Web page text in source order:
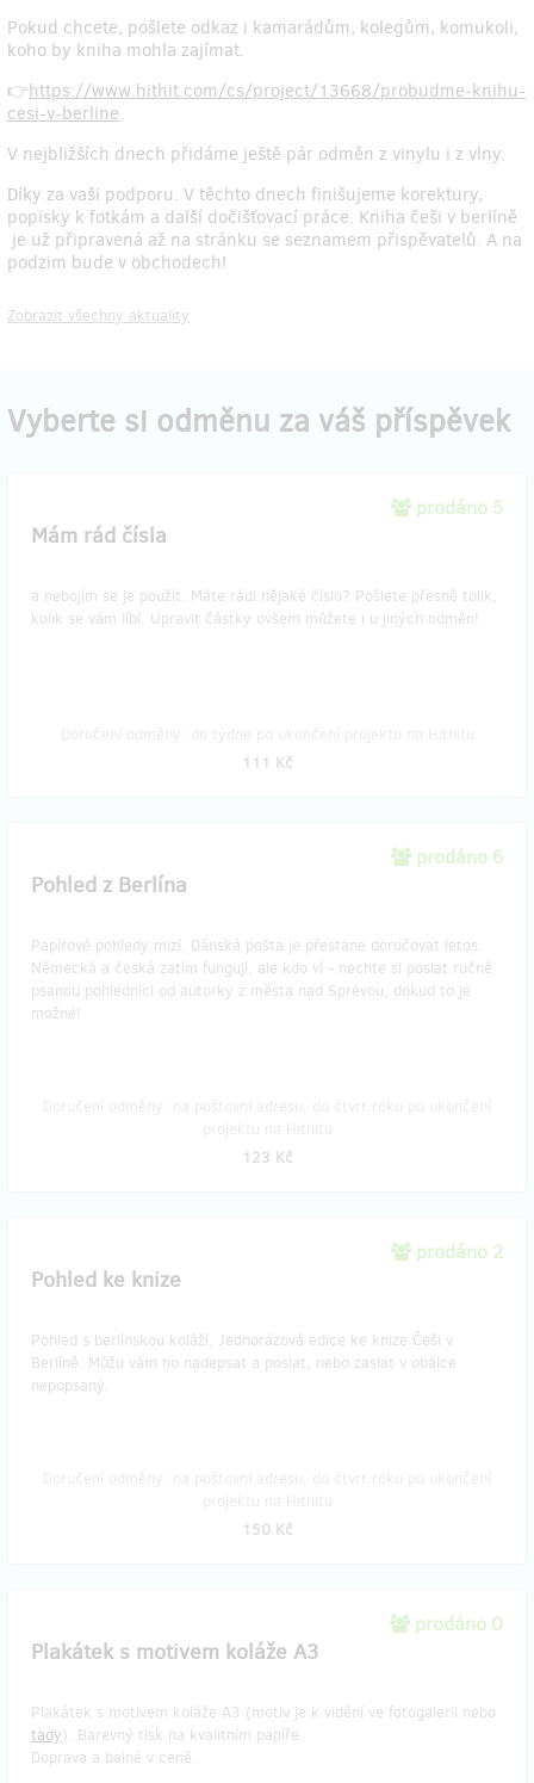
Pokud chcete, pošlete odkaz i kamarádům, kolegům, komukoli,
koho by kniha mohla zajímat.
👉https://www.hithit.com/cs/project/13668/probudme-knihu-
cesi-v-berline
V nejbližších dnech přidáme ještě pár odměn z vinylu i z vlny.
Díky za vaši podporu. V těchto dnech finišujeme korektury,
popisky k fotkám a další dočišťovací práce. Kniha češi v berlíně
je už připravená až na stránku se seznamem přispěvatelů. A na
podzim bude v obchodech!
Zobrazit všechny aktuality
Vyberte si odměnu za váš příspěvek
prodáno 5
Mám rád čísla
a nebojím se je použít. Máte rádi nějaké číslo? Pošlete přesně tolik,
kolik se vám líbí. Upravit částky ovšem můžete i u jiných odměn!
111 Kč
prodáno 6
Pohled z Berlína
Papírové pohledy mizí. Dánská pošta je přestane doručovat letos.
Německá a česká zatím fungují, ale kdo ví - nechte si poslat ručně
psanou pohlednici od autorky z města nad Sprévou, dokud to je
možné!
123 Kč
prodáno 2
Pohled ke knize
Pohled s berlínskou koláží. Jednorázová edice ke knize Češi v
Berlíně. Můžu vám ho nadepsat a poslat, nebo zaslat v obálce
nepopsaný.
150 Kč
prodáno 0
Plakátek s motivem koláže A3
Plakátek s motivem koláže A3 (motiv je k vidění ve fotogalerii nebo
tady). Barevný tisk na kvalitním papíře.
Doprava a balné v ceně.